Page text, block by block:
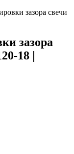
зазора свечи
зазора
18 |